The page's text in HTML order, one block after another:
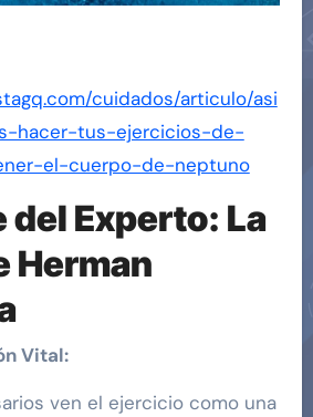
cuidados/articulo/asi
hacer-tus-ejercicios-de-
el-cuerpo-de-neptuno
del Experto: La
Herman
Vital:
ven el ejercicio como una